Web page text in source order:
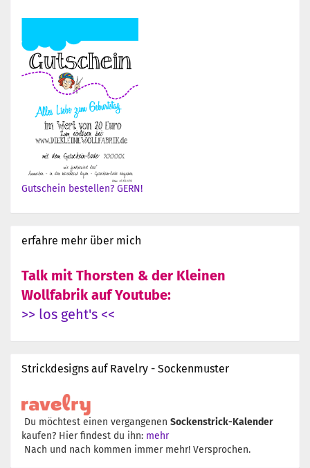
Gutschein bestellen? GERN!
erfahre mehr über mich
Talk mit Thorsten & der Kleinen
Wollfabrik auf Youtube:
>> los geht's <<
Strickdesigns auf Ravelry - Sockenmuster
Du möchtest einen vergangenen Sockenstrick-Kalender
kaufen? Hier findest du ihn: mehr
Nach und nach kommen immer mehr! Versprochen.